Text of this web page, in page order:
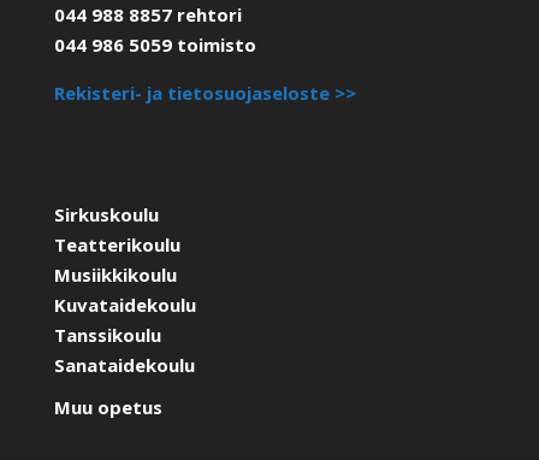
044 988 8857 rehtori
044 986 5059 toimisto
Rekisteri- ja tietosuojaseloste >>
Sirkuskoulu
Teatterikoulu
Musiikkikoulu
Kuvataidekoulu
Tanssikoulu
Sanataidekoulu
Muu opetus